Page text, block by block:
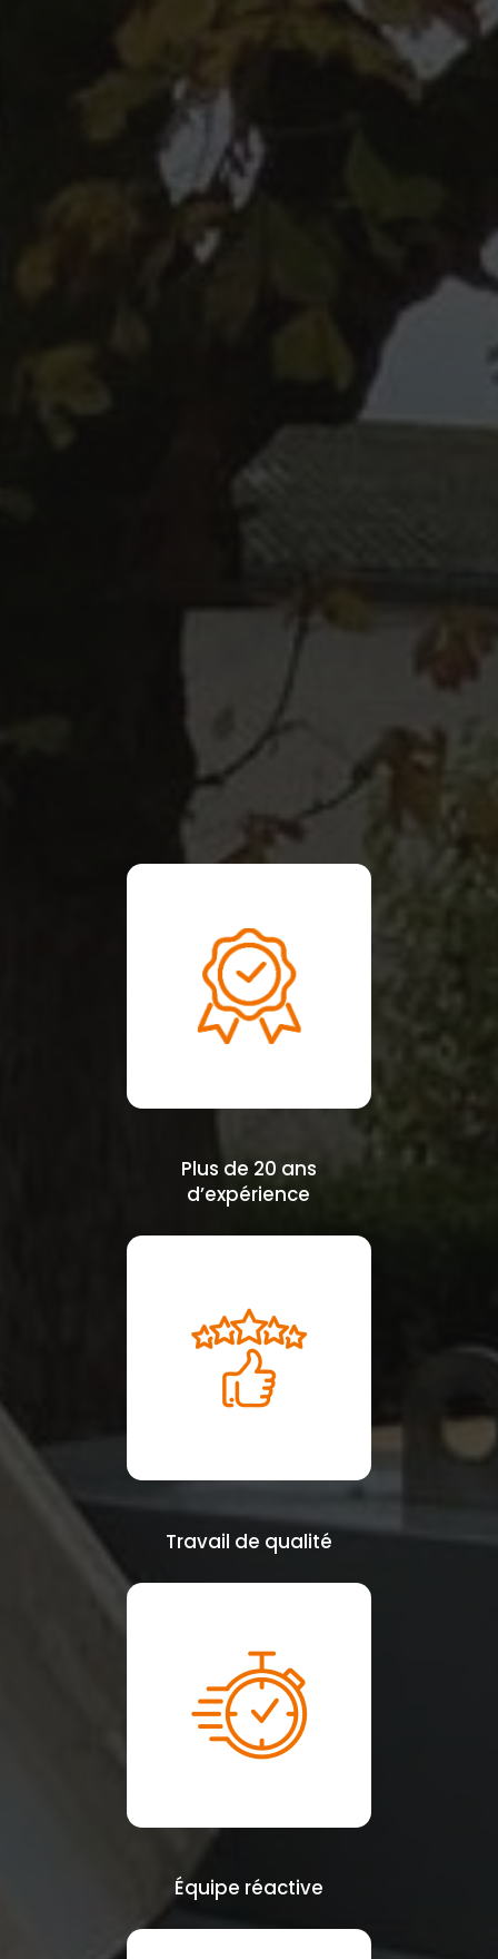
Plus de 20 ans
d’expérience
Travail de qualité
Équipe réactive